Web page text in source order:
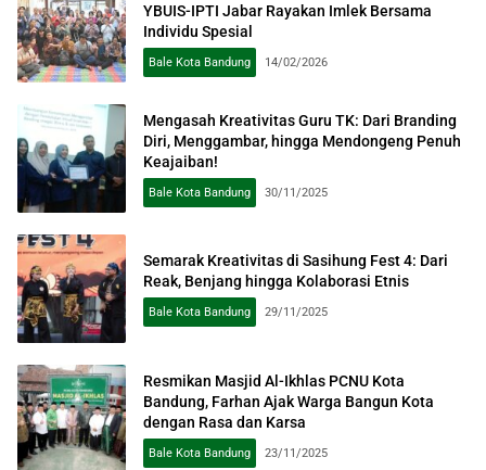
YBUIS-IPTI Jabar Rayakan Imlek Bersama
Individu Spesial
Bale Kota Bandung 14/02/2026
Mengasah Kreativitas Guru TK: Dari Branding
Diri, Menggambar, hingga Mendongeng Penuh
Keajaiban!
Bale Kota Bandung 30/11/2025
Semarak Kreativitas di Sasihung Fest 4: Dari
Reak, Benjang hingga Kolaborasi Etnis
Bale Kota Bandung 29/11/2025
Resmikan Masjid Al-Ikhlas PCNU Kota
Bandung, Farhan Ajak Warga Bangun Kota
dengan Rasa dan Karsa
Bale Kota Bandung 23/11/2025